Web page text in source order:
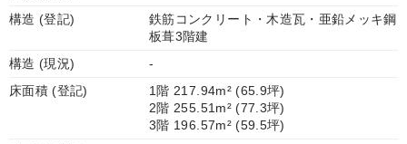
構造 (登記)
鉄筋コンクリート・木造瓦・亜鉛メッキ鋼
板葺3階建
構造 (現況)
-
床面積 (登記)
1階 217.94m² (65.9坪)
2階 255.51m² (77.3坪)
3階 196.57m² (59.5坪)